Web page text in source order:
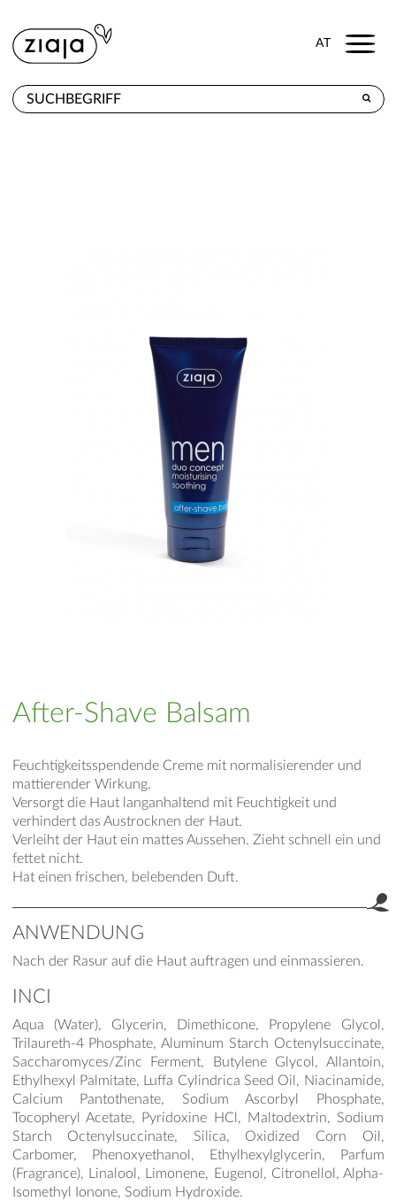
AT Menu
After-Shave Balsam
Feuchtigkeitsspendende Creme mit normalisierender und
mattierender Wirkung.
Versorgt die Haut langanhaltend mit Feuchtigkeit und
verhindert das Austrocknen der Haut.
Verleiht der Haut ein mattes Aussehen. Zieht schnell ein und
fettet nicht.
Hat einen frischen, belebenden Duft.
ANWENDUNG
Nach der Rasur auf die Haut auftragen und einmassieren.
INCI
Aqua (Water), Glycerin, Dimethicone, Propylene Glycol,
Trilaureth-4 Phosphate, Aluminum Starch Octenylsuccinate,
Saccharomyces/Zinc Ferment, Butylene Glycol, Allantoin,
Ethylhexyl Palmitate, Luffa Cylindrica Seed Oil, Niacinamide,
Calcium Pantothenate, Sodium Ascorbyl Phosphate,
Tocopheryl Acetate, Pyridoxine HCl, Maltodextrin, Sodium
Starch Octenylsuccinate, Silica, Oxidized Corn Oil,
Carbomer, Phenoxyethanol, Ethylhexylglycerin, Parfum
(Fragrance), Linalool, Limonene, Eugenol, Citronellol, Alpha-
Isomethyl Ionone, Sodium Hydroxide.